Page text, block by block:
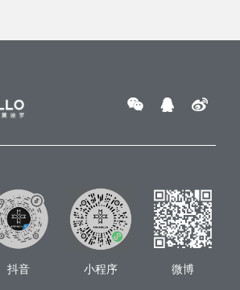
抖音 小程序 微博